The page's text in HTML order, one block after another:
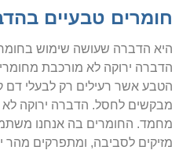
חומרים טבעיים
היא הדברה שעושה שימוש
הדברה ירוקה לא מורכבת
הטבע אשר רעילים רק לבעלי דם
מבקשים לחסל. הדברה ירוקה לא
מחמד. החומרים בה אנחנו
מזיקים לסביבה, ומתפרקים מהר